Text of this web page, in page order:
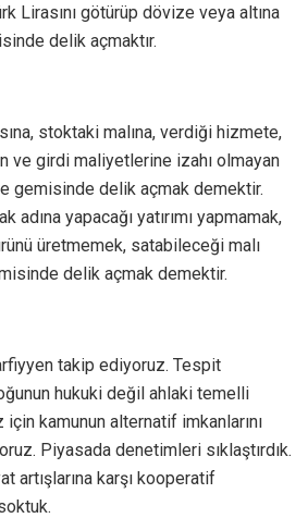
Lirasını götürüp dövize veya altına
delik açmaktır.
stoktaki malına, verdiği hizmete,
ve girdi maliyetlerine izahı olmayan
gemisinde delik açmak demektir.
adına yapacağı yatırımı yapmamak,
üretmemek, satabileceği malı
delik açmak demektir.
takip ediyoruz. Tespit
hukuki değil ahlaki temelli
kamunun alternatif imkanlarını
Piyasada denetimleri sıklaştırdık.
artışlarına karşı kooperatif